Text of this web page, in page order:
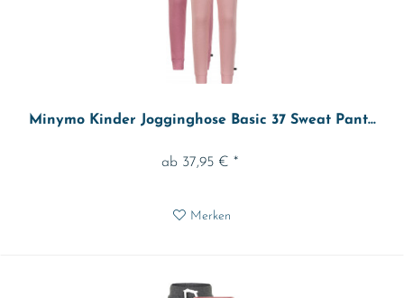
Minymo Kinder Jogginghose Basic 37 Sweat Pant...
ab 37,95 € *
Merken